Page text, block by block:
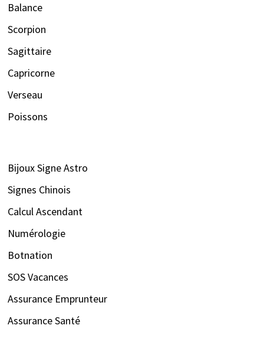
Balance
Scorpion
Sagittaire
Capricorne
Verseau
Poissons
Bijoux Signe Astro
Signes Chinois
Calcul Ascendant
Numérologie
Botnation
SOS Vacances
Assurance Emprunteur
Assurance Santé